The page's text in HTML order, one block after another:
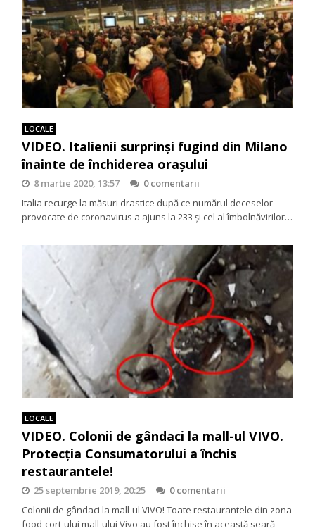
LOCALE
VIDEO. Italienii surprinși fugind din Milano
înainte de închiderea orașului
8 martie 2020, 13:57
0 comentarii
Italia recurge la măsuri drastice după ce numărul deceselor
provocate de coronavirus a ajuns la 233 și cel al îmbolnăvirilor…
LOCALE
VIDEO. Colonii de gândaci la mall-ul VIVO.
Protecția Consumatorului a închis
restaurantele!
25 septembrie 2019, 20:25
0 comentarii
Colonii de gândaci la mall-ul VIVO! Toate restaurantele din zona
food-cort-ului mall-ului Vivo au fost închise în această seară